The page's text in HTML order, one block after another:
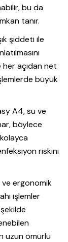
bu da
tanır.
şiddeti ile
her açıdan net
büyük
A4, su ve
böylece
riskini
ve ergonomik
işlemler
uzun ömürlü